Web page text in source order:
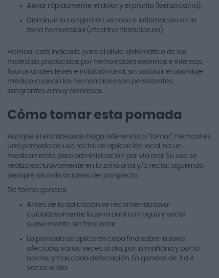
Aliviar rápidamente el dolor y el prurito (benzocaína).
Disminuir la congestión venosa e inflamación en la
zona hemorroidal (efedrina hidrocloruro).
Hemoal está indicado para el alivio sintomático de las
molestias producidas por hemorroides externas e internas,
fisuras anales leves e irritación anal, sin sustituir el abordaje
médico cuando las hemorroides son persistentes,
sangrantes o muy dolorosas.
Cómo tomar esta pomada
Aunque el encabezado haga referencia a “tomar”, Hemoal es
una pomada de uso rectal de aplicación local, no un
medicamento para administración por vía oral. Su uso se
realiza exclusivamente en la zona anal y/o rectal, siguiendo
siempre las indicaciones del prospecto.
De forma general:
Antes de la aplicación se recomienda lavar
cuidadosamente la zona anal con agua y secar
suavemente, sin friccionar.
La pomada se aplica en capa fina sobre la zona
afectada, varias veces al día, por la mañana y por la
noche, y tras cada defecación. En general de 3 a 4
veces al día.